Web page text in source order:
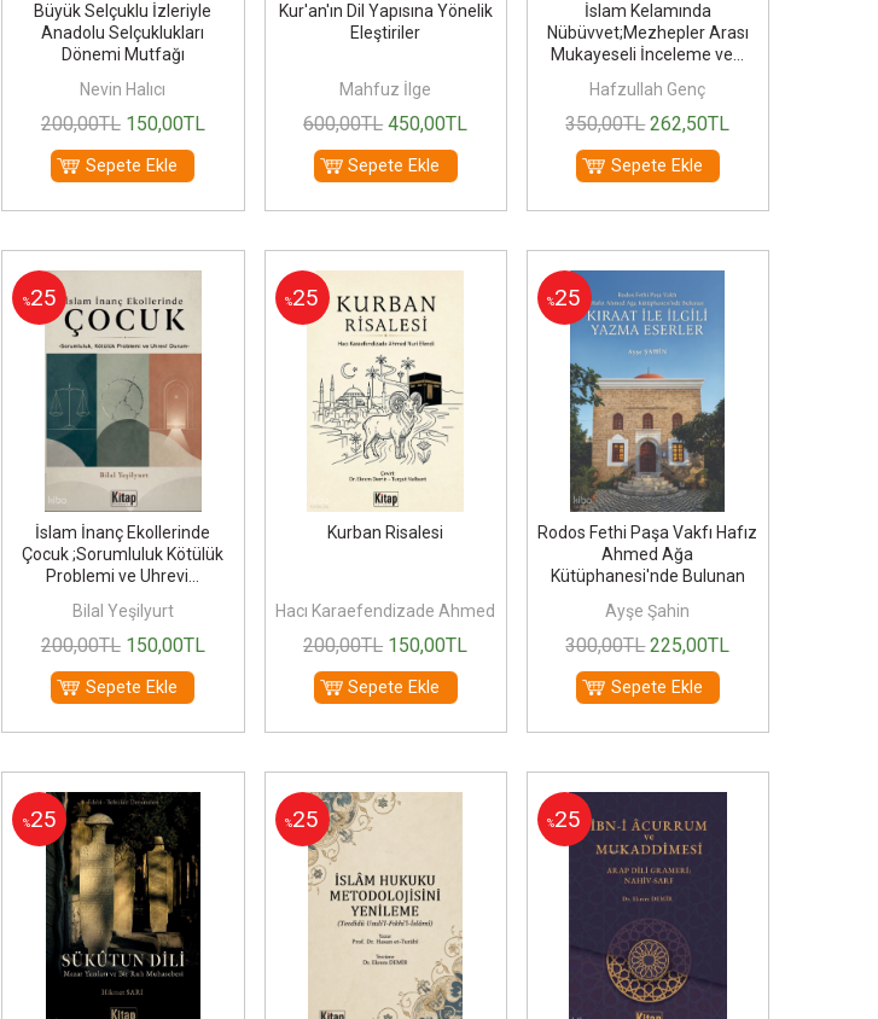
Büyük Selçuklu İzleriyle
Anadolu Selçuklukları
Dönemi Mutfağı
Nevin Halıcı
200,00TL 150,00TL
Sepete Ekle
Kur'an'ın Dil Yapısına Yönelik
Eleştiriler
Mahfuz İlge
600,00TL 450,00TL
Sepete Ekle
İslam Kelamında
Nübüvvet;Mezhepler Arası
Mukayeseli İnceleme ve...
Hafzullah Genç
350,00TL 262,50TL
Sepete Ekle
%25
İslam İnanç Ekollerinde
Çocuk ;Sorumluluk Kötülük
Problemi ve Uhrevi...
Bilal Yeşilyurt
200,00TL 150,00TL
Sepete Ekle
%25
Kurban Risalesi
Hacı Karaefendizade Ahmed
Nuri Efendi
200,00TL 150,00TL
Sepete Ekle
%25
Rodos Fethi Paşa Vakfı Hafız
Ahmed Ağa
Kütüphanesi'nde Bulunan
Ayşe Şahin
300,00TL 225,00TL
Sepete Ekle
%25 %25 %25